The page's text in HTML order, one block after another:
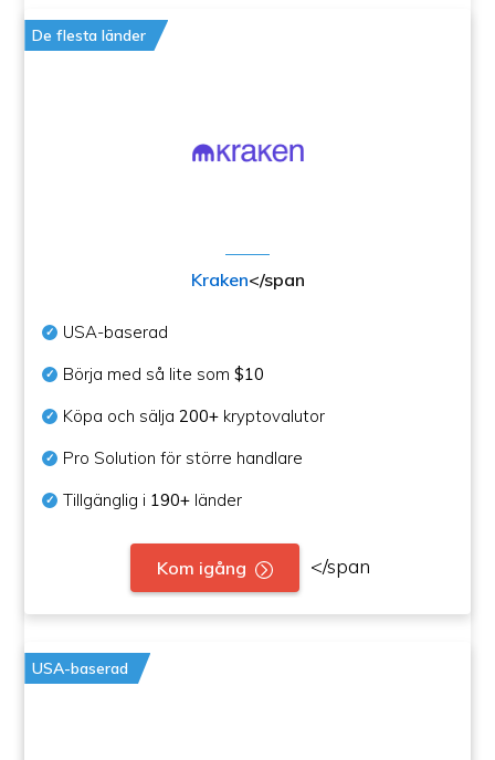
De flesta länder
Kraken</span
USA-baserad
Börja med så lite som$10
Köpa och sälja200+ kryptovalutor
Pro Solution för större handlare
Tillgänglig i 190+ länder
Kom igång </span
USA-baserad